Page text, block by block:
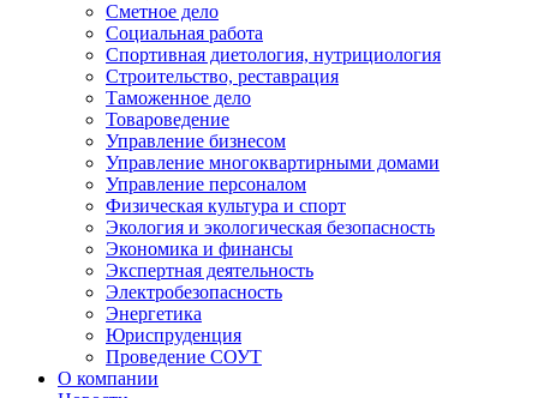
Сметное дело
Социальная работа
Спортивная диетология, нутрициология
Строительство, реставрация
Таможенное дело
Товароведение
Управление бизнесом
Управление многоквартирными домами
Управление персоналом
Физическая культура и спорт
Экология и экологическая безопасность
Экономика и финансы
Экспертная деятельность
Электробезопасность
Энергетика
Юриспруденция
Проведение СОУТ
О компании